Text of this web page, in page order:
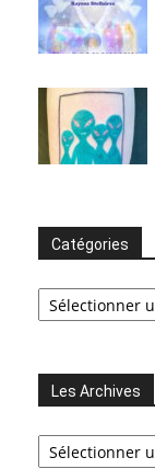
Catégories
Catégories
Les Archives
Les
Archives